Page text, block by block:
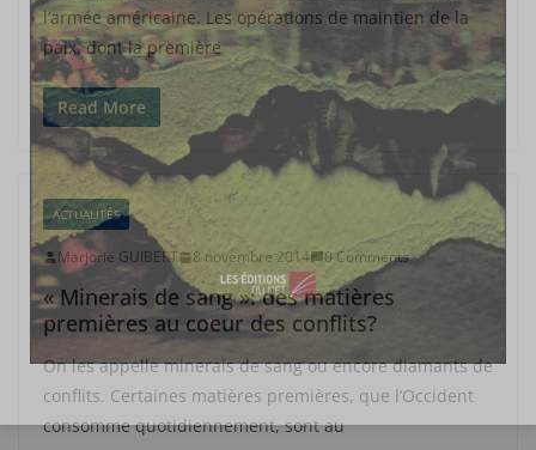
l’armée américaine. Les opérations de maintien de la
paix, dont la première
Read More
ACTUALITÉS
Marjorie GUIBERT 8 novembre 2014 0 Comments
« Minerais de sang »: des matières
premières au coeur des conflits?
On les appelle minerais de sang ou encore diamants de
conflits. Certaines matières premières, que l’Occident
consomme quotidiennement, sont au